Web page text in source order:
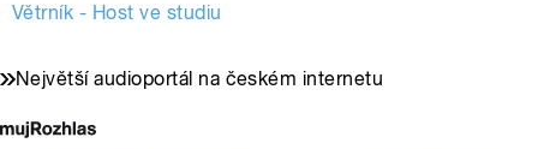
Větrník - Host ve studiu
Největší audioportál na českém internetu